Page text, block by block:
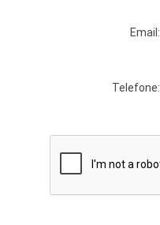
Email:
Telefone: